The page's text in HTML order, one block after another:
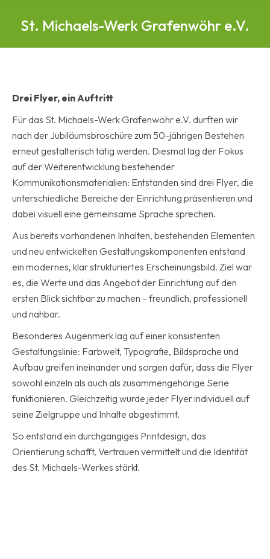
St. Michaels-Werk Grafenwöhr e.V.
Drei Flyer, ein Auftritt
Für das St. Michaels-Werk Grafenwöhr e.V. durften wir
nach der Jubiläumsbroschüre zum 50-jährigen Bestehen
erneut gestalterisch tätig werden. Diesmal lag der Fokus
auf der Weiterentwicklung bestehender
Kommunikationsmaterialien: Entstanden sind drei Flyer, die
unterschiedliche Bereiche der Einrichtung präsentieren und
dabei visuell eine gemeinsame Sprache sprechen.
Aus bereits vorhandenen Inhalten, bestehenden Elementen
und neu entwickelten Gestaltungskomponenten entstand
ein modernes, klar strukturiertes Erscheinungsbild. Ziel war
es, die Werte und das Angebot der Einrichtung auf den
ersten Blick sichtbar zu machen – freundlich, professionell
und nahbar.
Besonderes Augenmerk lag auf einer konsistenten
Gestaltungslinie: Farbwelt, Typografie, Bildsprache und
Aufbau greifen ineinander und sorgen dafür, dass die Flyer
sowohl einzeln als auch als zusammengehörige Serie
funktionieren. Gleichzeitig wurde jeder Flyer individuell auf
seine Zielgruppe und Inhalte abgestimmt.
So entstand ein durchgängiges Printdesign, das
Orientierung schafft, Vertrauen vermittelt und die Identität
des St. Michaels-Werkes stärkt.